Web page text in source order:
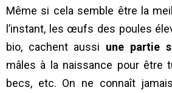
Même si cela semble être la
l’instant, les œufs des poules
bio, cachent aussi une partie
mâles à la naissance pour être
becs, etc. On ne connaît